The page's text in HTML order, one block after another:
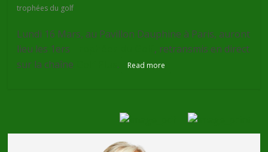
trophées du golf
Lundi 16 Mars, au Pavillon Dauphine à Paris, auront
lieu les 1ers
, retransmis en direct
sur la chaîne
. Read more